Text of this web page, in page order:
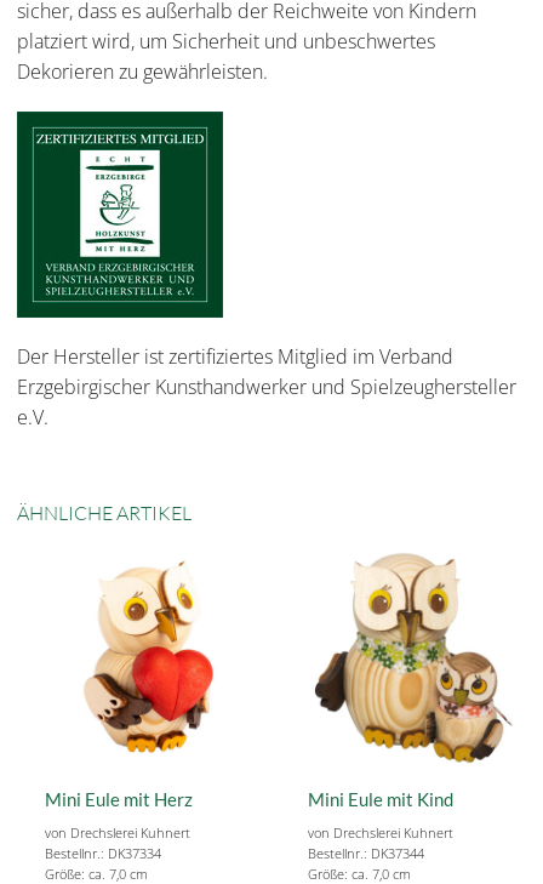
sicher, dass es außerhalb der Reichweite von Kindern
platziert wird, um Sicherheit und unbeschwertes
Dekorieren zu gewährleisten.
Der Hersteller ist zertifiziertes Mitglied im Verband
Erzgebirgischer Kunsthandwerker und Spielzeughersteller
e.V.
ÄHNLICHE ARTIKEL
Mini Eule mit Herz
von Drechslerei Kuhnert
Bestellnr.: DK37334
Größe: ca. 7,0 cm
Mini Eule mit Kind
von Drechslerei Kuhnert
Bestellnr.: DK37344
Größe: ca. 7,0 cm